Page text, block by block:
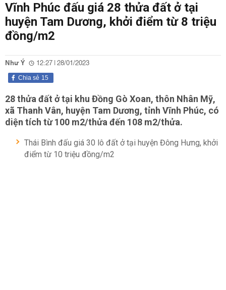
Vĩnh Phúc đấu giá 28 thửa đất ở tại
huyện Tam Dương, khởi điểm từ 8 triệu
đồng/m2
Như Ý 12:27 | 28/01/2023
15
Chia sẻ
28 thửa đất ở tại khu Đồng Gò Xoan, thôn Nhân Mỹ,
xã Thanh Vân, huyện Tam Dương, tỉnh Vĩnh Phúc, có
diện tích từ 100 m2/thửa đến 108 m2/thửa.
Thái Bình đấu giá 30 lô đất ở tại huyện Đông Hưng, khởi
điểm từ 10 triệu đồng/m2